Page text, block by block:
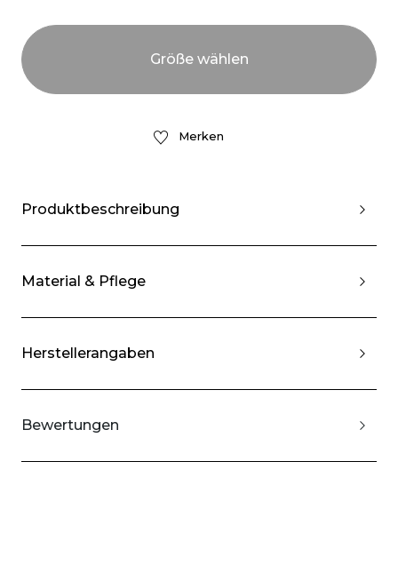
Merken
Produktbeschreibung
Material & Pflege
Herstellerangaben
Bewertungen